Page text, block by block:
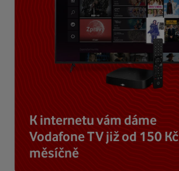
K internetu vám dáme
Vodafone TV již od 150 Kč
měsíčně